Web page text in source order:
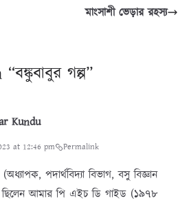
মাংসাশী ভেড়ার রহস্য
“বঙ্কুবাবুর গল্প”
Kundu
at 12:46 pm Permalink
পদার্থবিদ্যা বিভাগ, বসু বিজ্ঞান
ছিলেন আমার পি এইচ ডি গাইড (১৯৭৮